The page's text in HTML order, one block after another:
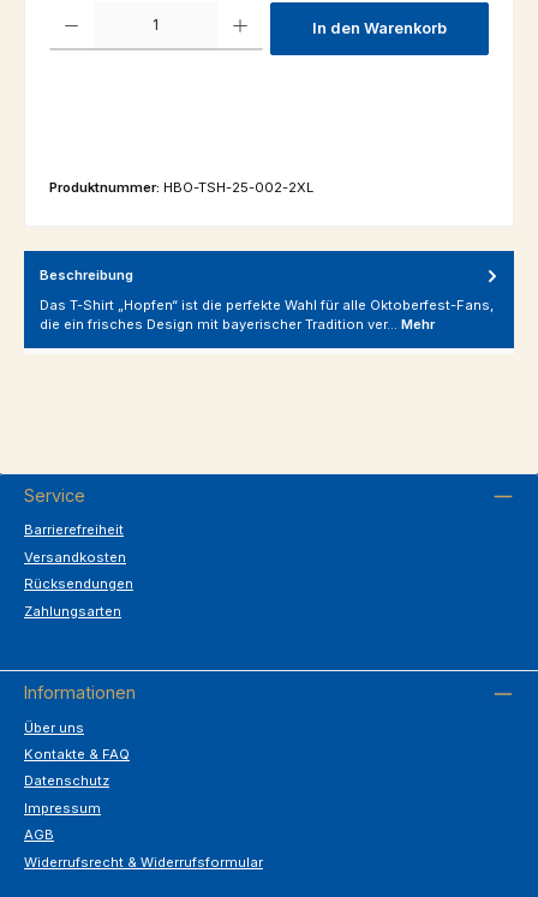
Produkt Anzahl: Gib den gewünschten Wert ein oder benutze die
In den Warenkorb
Produktnummer: HBO-TSH-25-002-2XL
Beschreibung
Das T-Shirt „Hopfen“ ist die perfekte Wahl für alle Oktoberfest-Fans,
die ein frisches Design mit bayerischer Tradition ver… Mehr
Service
Barrierefreiheit
Versandkosten
Rücksendungen
Zahlungsarten
Informationen
Über uns
Kontakte & FAQ
Datenschutz
Impressum
AGB
Widerrufsrecht & Widerrufsformular